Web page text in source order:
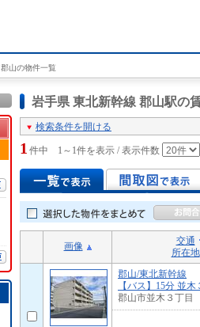
郡山の物件一覧
岩手県 東北新幹線 郡山駅の
検索条件を開ける
1 件中 1～1件を表示 / 表示件数
画像
交通
所在地
郡山/東北新幹線
【バス】15分 並
郡山市並木３丁目